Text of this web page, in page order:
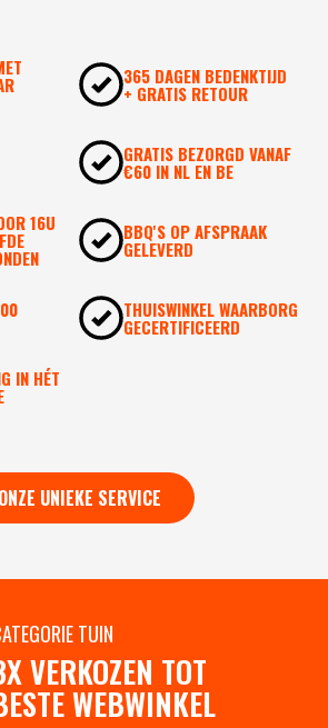
365 DAGEN BEDENKTIJD
+ GRATIS RETOUR
GRATIS BEZORGD VANAF
€60 IN NL EN BE
16U BBQ'S OP AFSPRAAK
GELEVERD
THUISWINKEL WAARBORG
GECERTIFICEERD
IN HÉT
ONZE UNIEKE SERVICE
TUIN
VERKOZEN TOT
WEBWINKEL